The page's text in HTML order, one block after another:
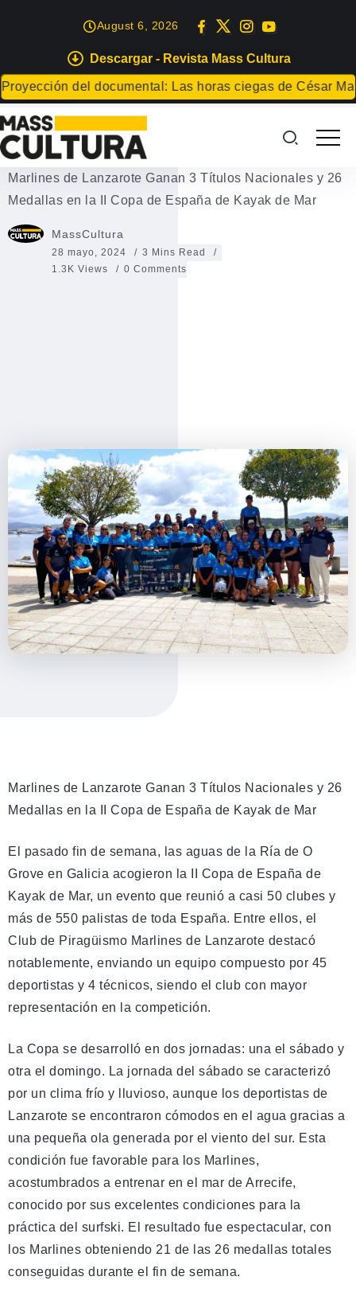
Descargar - Revista Mass Cultura
del documental: Las horas ciegas de César
August 6, 2026
DEPORTES
Marlines de Lanzarote Ganan 3
Títulos Nacionales y 26 Medallas
Marlines de Lanzarote Ganan 3 Títulos Nacionales y 26
Medallas en la II Copa de España de Kayak de Mar
MassCultura
28 mayo, 2024
3 Mins Read
1.3K Views
0 Comments
Marlines de Lanzarote Ganan 3 Títulos Nacionales y 26
Medallas en la II Copa de España de Kayak de Mar
El pasado fin de semana, las aguas de la Ría de O
Grove en Galicia acogieron la II Copa de España de
Kayak de Mar, un evento que reunió a casi 50 clubes y
más de 550 palistas de toda España. Entre ellos, el
Club de Piragüismo Marlines de Lanzarote destacó
notablemente, enviando un equipo compuesto por 45
deportistas y 4 técnicos, siendo el club con mayor
representación en la competición.
La Copa se desarrolló en dos jornadas: una el sábado y
otra el domingo. La jornada del sábado se caracterizó
por un clima frío y lluvioso, aunque los deportistas de
Lanzarote se encontraron cómodos en el agua gracias a
una pequeña ola generada por el viento del sur. Esta
condición fue favorable para los Marlines,
acostumbrados a entrenar en el mar de Arrecife,
conocido por sus excelentes condiciones para la
práctica del surfski. El resultado fue espectacular, con
los Marlines obteniendo 21 de las 26 medallas totales
conseguidas durante el fin de semana.